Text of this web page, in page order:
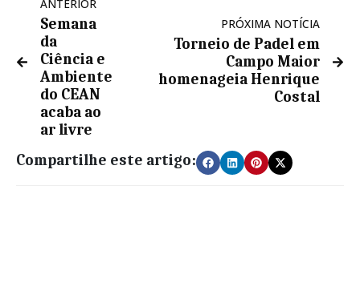
ANTERIOR
Semana
da
Ciência e
Ambiente
do CEAN
acaba ao
ar livre
PRÓXIMA NOTÍCIA
Torneio de Padel em
Campo Maior
homenageia Henrique
Costal
Compartilhe este artigo: